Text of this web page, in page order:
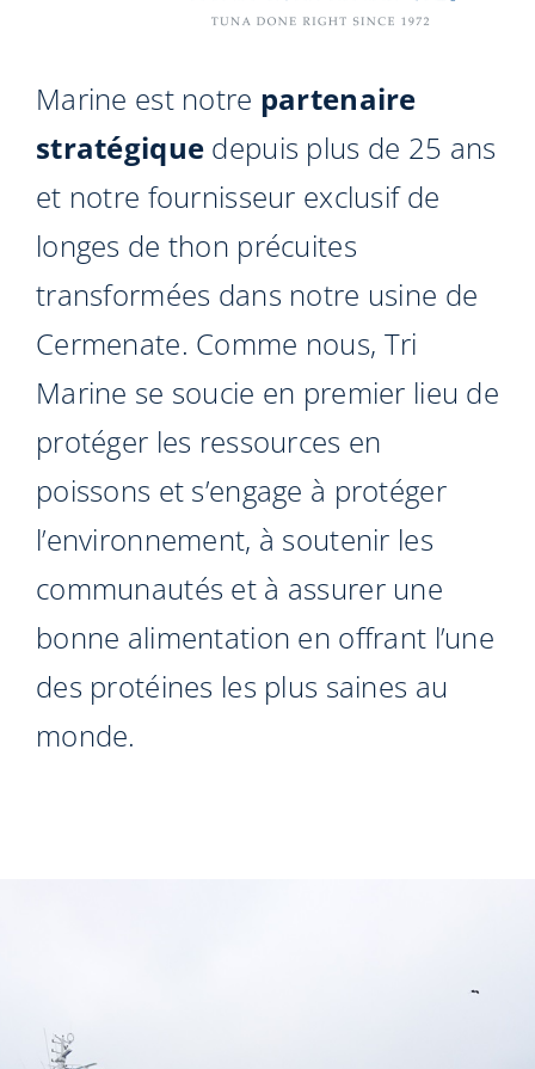
Marine est notre partenaire
stratégique depuis plus de 25 ans
et notre fournisseur exclusif de
longes de thon précuites
transformées dans notre usine de
Cermenate. Comme nous, Tri
Marine se soucie en premier lieu de
protéger les ressources en
poissons et s’engage à protéger
l’environnement, à soutenir les
communautés et à assurer une
bonne alimentation en offrant l’une
des protéines les plus saines au
monde.